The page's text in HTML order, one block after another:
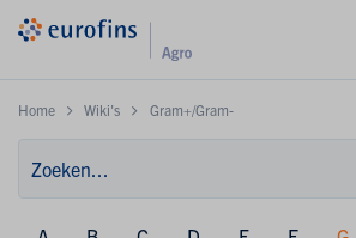
Home Wiki's Gram+/Gram-